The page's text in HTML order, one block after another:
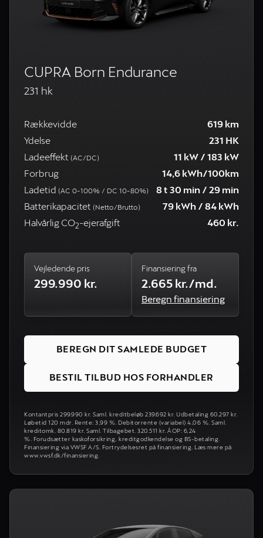
CUPRA Born Endurance
231 hk
619 km
Rækkevidde
231 HK
Ydelse
11 kW / 183 kW
Ladeeffekt (AC/DC)
14,6 kWh/100km
Forbrug
8 t 30 min / 29 min
Ladetid (AC 0-100% / DC 10-80%)
79 kWh / 84 kWh
Batterikapacitet (Netto/Brutto)
460 kr.
Halvårlig CO2-ejerafgift
Vejledende pris
299.990 kr.
Finansiering fra
2.665 kr./md.
Beregn finansiering
BEREGN DIT SAMLEDE BUDGET
BESTIL TILBUD HOS FORHANDLER
Kontantpris 299.990 kr. Saml. kreditbeløb 239.692 kr. Udbetaling 60.297 kr.
Løbetid 120 mdr. Rente: 3,99 %. Debitorrente (variabel) 4,06 %. Saml.
kreditomk. 80.819 kr. Saml. Tilbagebet. 320.511 kr. ÅOP: 6,24
%. Forudsætter kaskoforsikring, kreditgodkendelse og BS-betaling.
Finansiering via VWSF A/S. Fortrydelsesret på finansiering. Læs mere på
www.vwsf.dk/finansiering.